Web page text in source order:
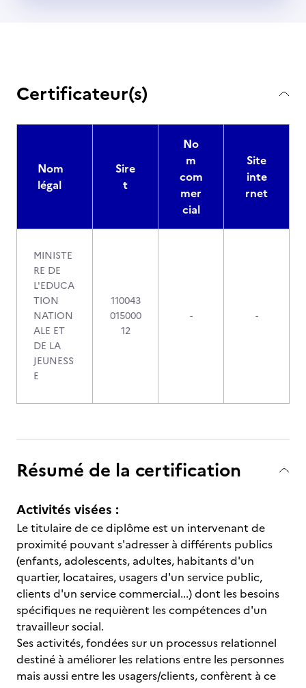
Certificateur(s)
Nom
légal
Sire
t
No
m
com
mer
cial
Site
inte
rnet
MINISTE
RE DE
L'EDUCA
TION
NATION
ALE ET
DE LA
JEUNESS
E
110043
015000
12
- -
Résumé de la certification
Activités visées :
Le titulaire de ce diplôme est un intervenant de
proximité pouvant s'adresser à différents publics
(enfants, adolescents, adultes, habitants d'un
quartier, locataires, usagers d'un service public,
clients d'un service commercial...) dont les besoins
spécifiques ne requièrent les compétences d'un
travailleur social.
Ses activités, fondées sur un processus relationnel
destiné à améliorer les relations entre les personnes
mais aussi entre les usagers/clients, confèrent à ce